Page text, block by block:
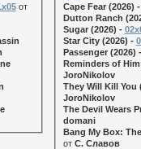
от
Cape Fear (2026)
Dutton Ranch
Sugar (2026) -
Star City (2026) -
Passenger (2026)
Reminders of
JoroNikolov
They Will Kill You
JoroNikolov
The Devil Wears
domani
Bang My Box:
от С. Славов